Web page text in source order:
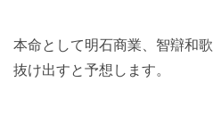
本命として明石商業、智辯和
抜け出すと予想します。